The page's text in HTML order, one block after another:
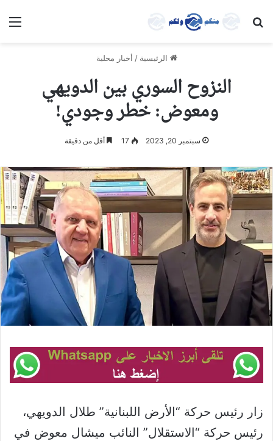
بحث عن
الرئيسية / أخبار محلية
النزوح السوري بين الدويهي
ومعوض: خطر وجودي!
سبتمبر 20, 2023 17 أقل من دقيقة
زار رئيس حركة “الأرض اللبنانية” طلال الدويهي،
رئيس حركة “الاستقلال” النائب ميشال معوض في